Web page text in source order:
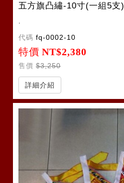
五方旗凸繡-10寸(一組5支)
代碼 fq-0002-10
特價 NT$2,380
售價 $3,250
詳細介紹